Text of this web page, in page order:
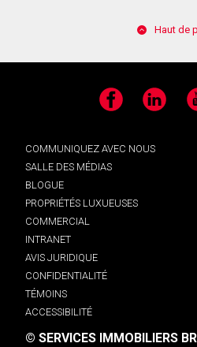
Haut de
Facebook LinkedIn
COMMUNIQUEZ AVEC NOUS
SALLE DES MÉDIAS
BLOGUE
PROPRIÉTÉS LUXUEUSES
COMMERCIAL
INTRANET
AVIS JURIDIQUE
CONFIDENTIALITÉ
TÉMOINS
ACCESSIBILITÉ
© SERVICES IMMOBILIERS